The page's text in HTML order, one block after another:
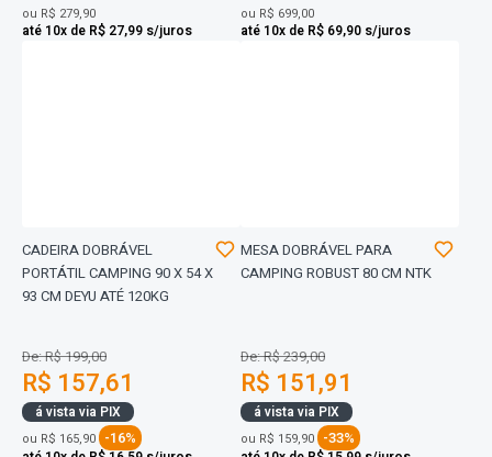
ou R$ 279,90
até 10x de R$ 27,99 s/juros
ou R$ 699,00
até 10x de R$ 69,90 s/juros
CADEIRA DOBRÁVEL
PORTÁTIL CAMPING 90 X 54 X
93 CM DEYU ATÉ 120KG
De: R$ 199,00
R$ 157,61
á vista via PIX
ou R$ 165,90 -16%
MESA DOBRÁVEL PARA
CAMPING ROBUST 80 CM NTK
De: R$ 239,00
R$ 151,91
á vista via PIX
ou R$ 159,90 -33%